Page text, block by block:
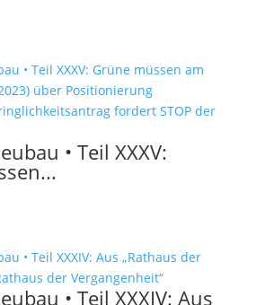
• Teil XXXV:
• Teil XXXIV: Aus